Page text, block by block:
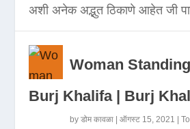
अशी अनेक अद्भुत ठिकाणे आहेत जी
Woman
Burj Khalifa | Burj
byडोम कावळा |ऑगस्ट 15, 2021 |